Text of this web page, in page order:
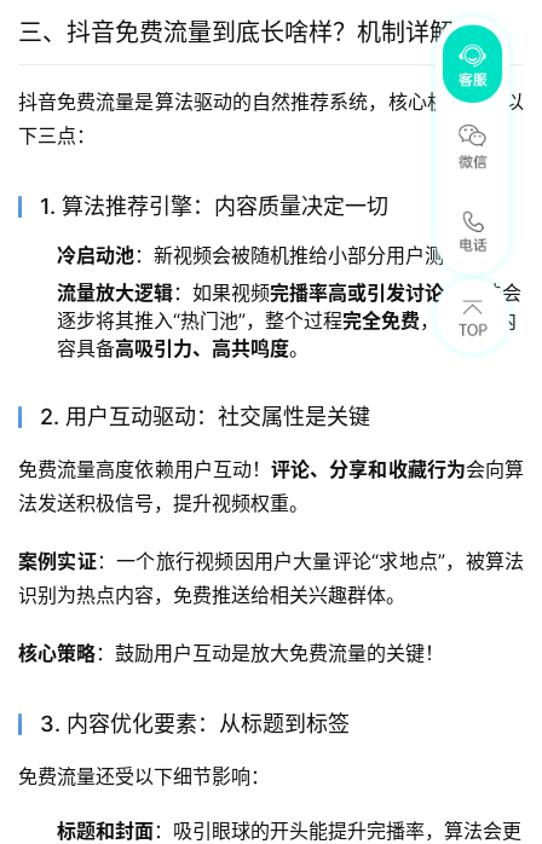
三、抖音免费流量到底长啥样？机制详解
抖音免费流量是算法驱动的自然推荐系统，核心机制包括以
下三点：
1. 算法推荐引擎：内容质量决定一切
冷启动池：新视频会被随机推给小部分用户测试；
流量放大逻辑：如果视频完播率高或引发讨论 ，算法会
逐步将其推入“热门池”，整个过程完全免费，但要求内
容具备高吸引力、高共鸣度。
2. 用户互动驱动：社交属性是关键
免费流量高度依赖用户互动！评论、分享和收藏行为会向算
法发送积极信号，提升视频权重。
案例实证：一个旅行视频因用户大量评论“求地点”，被算法
识别为热点内容，免费推送给相关兴趣群体。
核心策略：鼓励用户互动是放大免费流量的关键！
3. 内容优化要素：从标题到标签
免费流量还受以下细节影响：
标题和封面：吸引眼球的开头能提升完播率，算法会更